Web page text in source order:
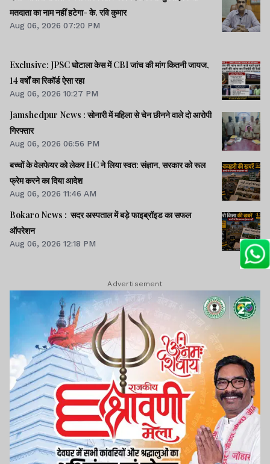
मतदाता का नाम नहीं हटेगा- के. रवि कुमार
Aug 06, 2026 07:20 PM
Exclusive: JPSC घोटाला केस में CBI जांच की मांग कितनी जायज,
14 वर्षों का रिकॉर्ड ऐसा रहा
Aug 06, 2026 10:27 PM
Jamshedpur News : सोनारी में महिला से चेन छीनने वाले दो आरोपी
गिरफ्तार
Aug 06, 2026 06:56 PM
बच्चों के वेलफेयर को लेकर HC ने लिया स्वत: संज्ञान, सरकार को रूल
फ्रेम करने का दिया आदेश
Aug 06, 2026 11:46 AM
Bokaro News : सदर अस्पताल में बड़े फाइब्रॉइड का सफल
ऑपरेशन
Aug 06, 2026 12:18 PM
Advertisement